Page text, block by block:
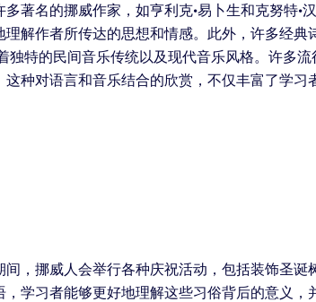
著名的挪威作家，如亨利克·易卜生和克努特·
解作者所传达的思想和情感。此外，许多经典
特的民间音乐传统以及现代音乐风格。许多流
种对语言和音乐结合的欣赏，不仅丰富了学习
，挪威人会举行各种庆祝活动，包括装饰圣诞
学习者能够更好地理解这些习俗背后的意义，